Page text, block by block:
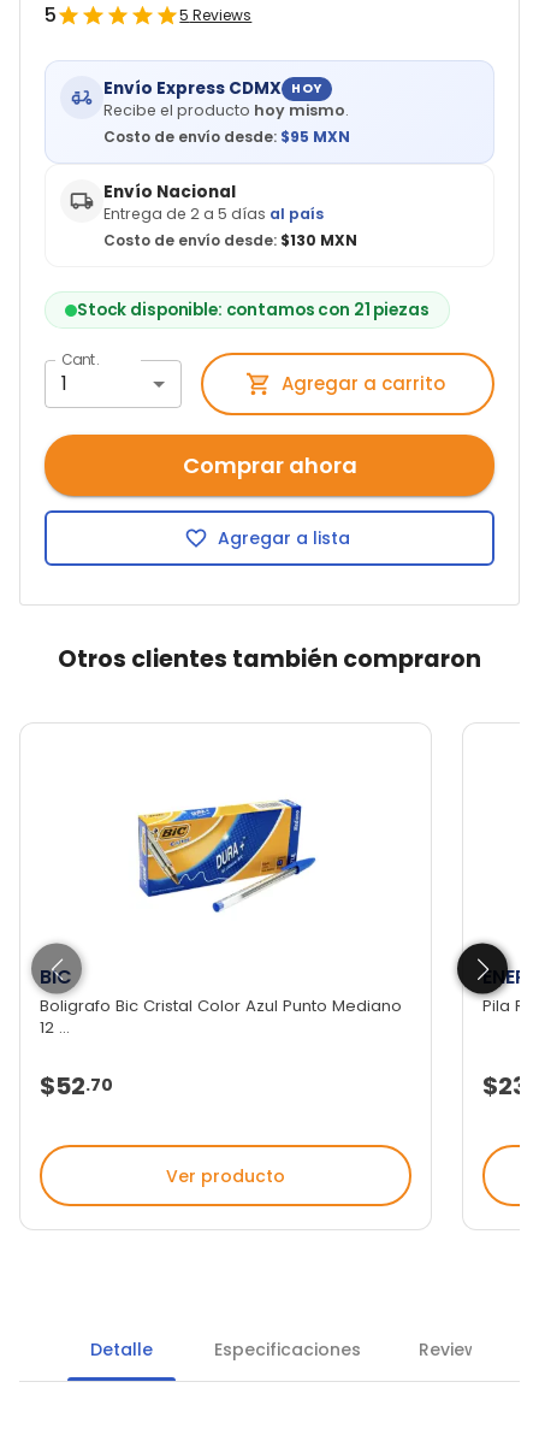
5
5 Reviews
Envío Express CDMX HOY
Recibe el producto hoy mismo.
Costo de envío desde: $95 MXN
Envío Nacional
Entrega de 2 a 5 días al país
Costo de envío desde: $130 MXN
Stock disponible: contamos con 21 piezas
Cant.
1 Agregar a carrito
Comprar ahora
Agregar a lista
Otros clientes también compraron
BIC
Boligrafo Bic Cristal Color Azul Punto Mediano
12 ...
$52.70
Ver producto
Pila
Detalle Especificaciones Reviews